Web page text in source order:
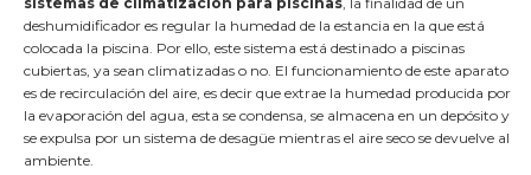
deshumidificador es regular la humedad de la estancia en la que está
colocada la piscina. Por ello, este sistema está destinado a piscinas
cubiertas, ya sean climatizadas o no. El funcionamiento de este aparato
es de recirculación del aire, es decir que extrae la humedad producida por
la evaporación del agua, esta se condensa, se almacena en un depósito y
se expulsa por un sistema de desagüe mientras el aire seco se devuelve al
ambiente.